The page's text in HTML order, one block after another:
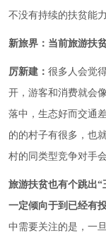
不没有持续的扶贫能
新旅界：当前旅游扶
厉新建： 很多人会觉
开，游客和消费就会
落中，生态好而交通
的的村子有很多，也
村的同类型竞争对手
旅游扶贫也有个跳出
一定倾向于到已经有
中需要关注的是，一